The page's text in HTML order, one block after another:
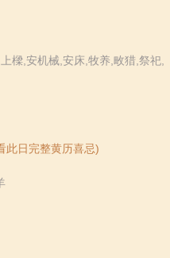
樑,安机械,安床,牧养,畋猎,祭祀,
此日完整黄历喜忌)